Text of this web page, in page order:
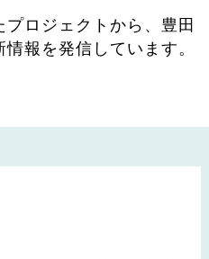
ロジェクトから、豊田
報を発信しています。